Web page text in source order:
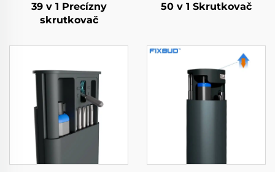
39 v 1 Precízny
skrutkovač
50 v 1 Skrutkovač